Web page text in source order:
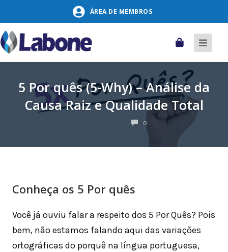
conteúdo
ÁREA DE MEMBROS
Carrinho
5 Por quês (5-Why) – Análise da
Causa Raiz e Qualidade Total
0COMENTÁRIOS
Conheça os 5 Por quês
Você já ouviu falar a respeito dos 5 Por Quês? Pois
bem, não estamos falando aqui das variações
ortográficas do porquê na língua portuguesa,